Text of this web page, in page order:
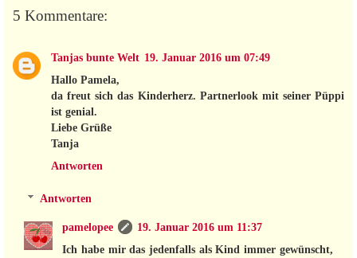
5 Kommentare:
Tanjas bunte Welt 19. Januar 2016 um 07:49
Hallo Pamela,
da freut sich das Kinderherz. Partnerlook mit seiner Püppi
ist genial.
Liebe Grüße
Tanja
Antworten
Antworten
pamelopee
19. Januar 2016 um 11:37
Ich habe mir das jedenfalls als Kind immer gewünscht,